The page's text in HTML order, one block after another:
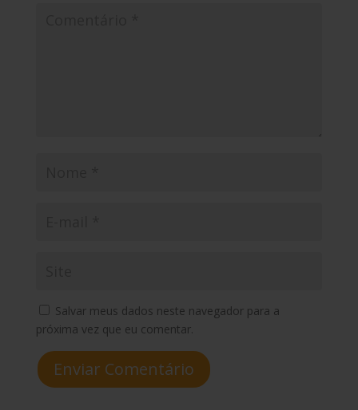
Salvar meus dados neste navegador para a
próxima vez que eu comentar.
Enviar Comentário